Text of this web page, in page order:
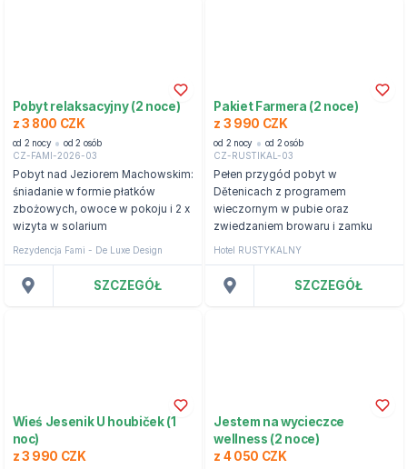
Pobyt relaksacyjny (2 noce)
z 3 800 CZK
od 2 nocy
od 2 osób
CZ-FAMI-2026-03
Pobyt nad Jeziorem Machowskim:
śniadanie w formie płatków
zbożowych, owoce w pokoju i 2 x
wizyta w solarium
Rezydencja Fami - De Luxe Design
SZCZEGÓŁ
Pakiet Farmera (2 noce)
z 3 990 CZK
od 2 nocy
od 2 osób
CZ-RUSTIKAL-03
Pełen przygód pobyt w
Dětenicach z programem
wieczornym w pubie oraz
zwiedzaniem browaru i zamku
Hotel RUSTYKALNY
SZCZEGÓŁ
Wieś Jesenik U houbiček (1
noc)
z 3 990 CZK
Jestem na wycieczce
wellness (2 noce)
z 4 050 CZK